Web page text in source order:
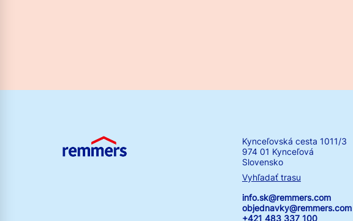
Kynceľovská cesta 1011/3
974 01 Kynceľová
Slovensko
Vyhľadať trasu
info.sk@remmers.com
objednavky@remmers.com
+421 483 337 100